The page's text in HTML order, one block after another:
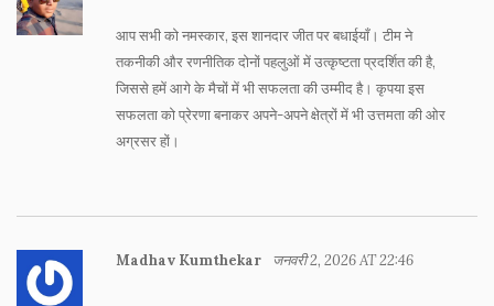
आप सभी को नमस्कार, इस शानदार जीत पर बधाईयाँ। टीम ने
तकनीकी और रणनीतिक दोनों पहलुओं में उत्कृष्टता प्रदर्शित की है,
जिससे हमें आगे के मैचों में भी सफलता की उम्मीद है। कृपया इस
सफलता को प्रेरणा बनाकर अपने-अपने क्षेत्रों में भी उत्तमता की ओर
अग्रसर हों।
Madhav Kumthekar जनवरी 2, 2026 AT 22:46